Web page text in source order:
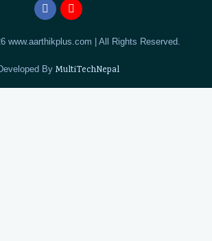
www.aarthikplus.com | All Rights Reserved.
By MultiTechNepal